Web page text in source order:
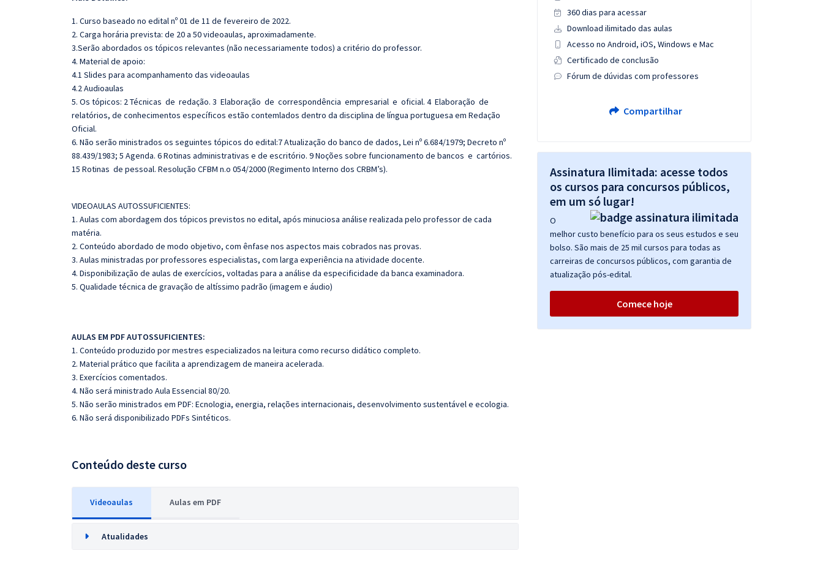
1. Curso baseado no edital nº 01 de 11 de fevereiro de 2022.
2. Carga horária prevista: de 20 a 50 videoaulas, aproximadamente.
3.Serão abordados os tópicos relevantes (não necessariamente todos) a critério do professor.
4. Material de apoio:
4.1 Slides para acompanhamento das videoaulas
4.2 Audioaulas
5. Os tópicos: 2 Técnicas de redação. 3 Elaboração de correspondência empresarial e oficial. 4 Elaboração de
relatórios, de conhecimentos específicos estão contemlados dentro da disciplina de língua portuguesa em Redação
Oficial.
6. Não serão ministrados os seguintes tópicos do edital:7 Atualização do banco de dados, Lei nº 6.684/1979; Decreto nº
88.439/1983; 5 Agenda. 6 Rotinas administrativas e de escritório. 9 Noções sobre funcionamento de bancos e cartórios.
15 Rotinas de pessoal. Resolução CFBM n.o 054/2000 (Regimento Interno dos CRBM’s).
VIDEOAULAS AUTOSSUFICIENTES:
1. Aulas com abordagem dos tópicos previstos no edital, após minuciosa análise realizada pelo professor de cada
matéria.
2. Conteúdo abordado de modo objetivo, com ênfase nos aspectos mais cobrados nas provas.
3. Aulas ministradas por professores especialistas, com larga experiência na atividade docente.
4. Disponibilização de aulas de exercícios, voltadas para a análise da especificidade da banca examinadora.
5. Qualidade técnica de gravação de altíssimo padrão (imagem e áudio)
AULAS EM PDF AUTOSSUFICIENTES:
1. Conteúdo produzido por mestres especializados na leitura como recurso didático completo.
2. Material prático que facilita a aprendizagem de maneira acelerada.
3. Exercícios comentados.
4. Não será ministrado Aula Essencial 80/20.
5. Não serão ministrados em PDF: Ecnologia, energia, relações internacionais, desenvolvimento sustentável e ecologia.
6. Não será disponibilizado PDFs Sintéticos.
Conteúdo deste curso
Videoaulas Aulas em PDF
Atualidades
360 dias para acessar
Download ilimitado das aulas
Acesso no Android, iOS, Windows e Mac
Certificado de conclusão
Fórum de dúvidas com professores
Compartilhar
Assinatura Ilimitada: acesse todos
os cursos para concursos públicos,
em um só lugar!
O
melhor custo benefício para os seus estudos e seu
bolso. São mais de 25 mil cursos para todas as
carreiras de concursos públicos, com garantia de
atualização pós-edital.
Comece hoje